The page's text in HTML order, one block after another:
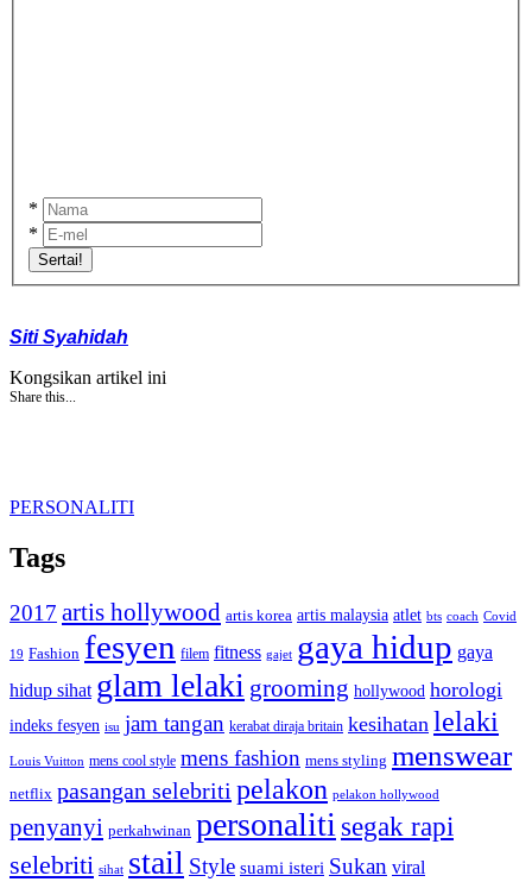
*
*
Sertai!
Siti Syahidah
Kongsikan artikel ini
Share this...
PERSONALITI
Tags
2017 artis hollywood artis korea artis malaysia atlet bts coach Covid
19 Fashion fesyen filem fitness gajet gaya hidup gaya
hidup sihat glam lelaki grooming hollywood horologi
indeks fesyen isu jam tangan kerabat diraja britain kesihatan lelaki
Louis Vuitton mens cool style mens fashion mens styling menswear
netflix pasangan selebriti pelakon pelakon hollywood
penyanyi perkahwinan personaliti segak rapi
selebriti sihat stail Style suami isteri Sukan viral